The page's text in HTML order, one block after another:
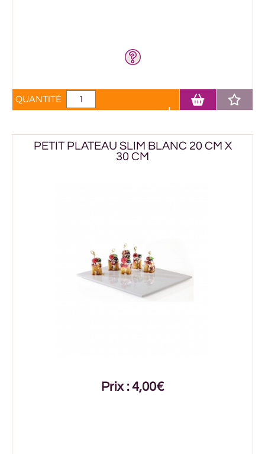
QUANTITÉ
PETIT PLATEAU SLIM BLANC 20 CM X
30 CM
Prix : 4,00€